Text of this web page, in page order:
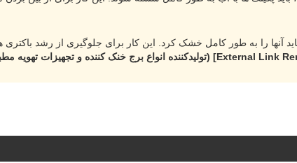
(تولیدکننده انواع برج خنک کننده و تجهیزات تهویه